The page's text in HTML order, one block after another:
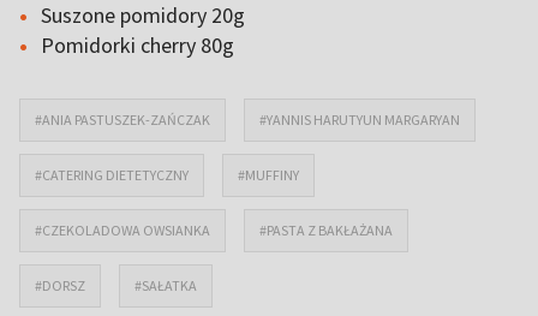
Suszone pomidory 20g
Pomidorki cherry 80g
#ANIA PASTUSZEK-ZAŃCZAK #YANNIS HARUTYUN MARGARYAN
#CATERING DIETETYCZNY #MUFFINY
#CZEKOLADOWA OWSIANKA #PASTA Z BAKŁAŻANA
#DORSZ #SAŁATKA